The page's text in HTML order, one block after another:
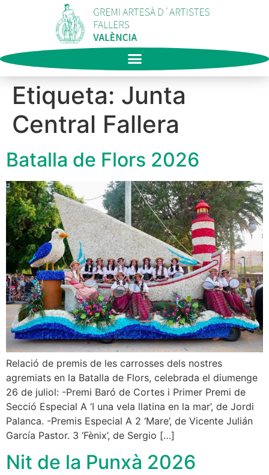
Etiqueta: Junta
Central Fallera
Batalla de Flors 2026
Relació de premis de les carrosses dels nostres
agremiats en la Batalla de Flors, celebrada el diumenge
26 de juliol: -Premi Baró de Cortes i Primer Premi de
Secció Especial A ‘I una vela llatina en la mar’, de Jordi
Palanca. -Premis Especial A 2 ‘Mare’, de Vicente Julián
García Pastor. 3 ‘Fènix’, de Sergio […]
Nit de la Punxà 2026